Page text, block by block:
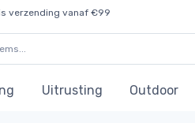
verzending vanaf €99
Uitrusting Outdoor